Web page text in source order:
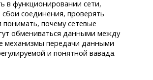
в функционировании сети,
сбои соединения, проверять
понимать, почему сетевые
обмениваться данными между
механизмы передачи данными
и понятной вавада.